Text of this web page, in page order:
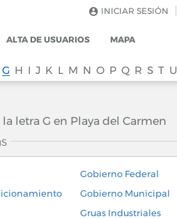
INICIAR SESIÓN
ALTA DE USUARIOS MAPA
G H I J K L M N O P Q R S T U
letra G en Playa del Carmen
Gobierno Federal
Gobierno Municipal
Gruas Industriales